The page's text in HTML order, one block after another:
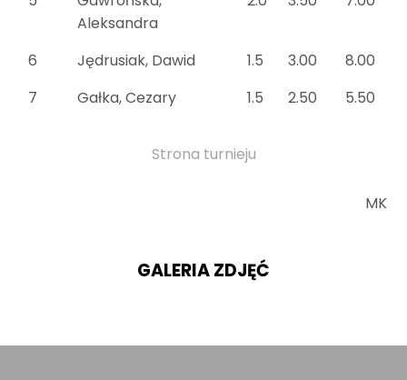
Aleksandra
6 Jędrusiak, Dawid 1.5 3.00
8.00
7
Gałka, Cezary 1.5 2.50 5.50
Strona turnieju
MK
GALERIA ZDJĘĆ